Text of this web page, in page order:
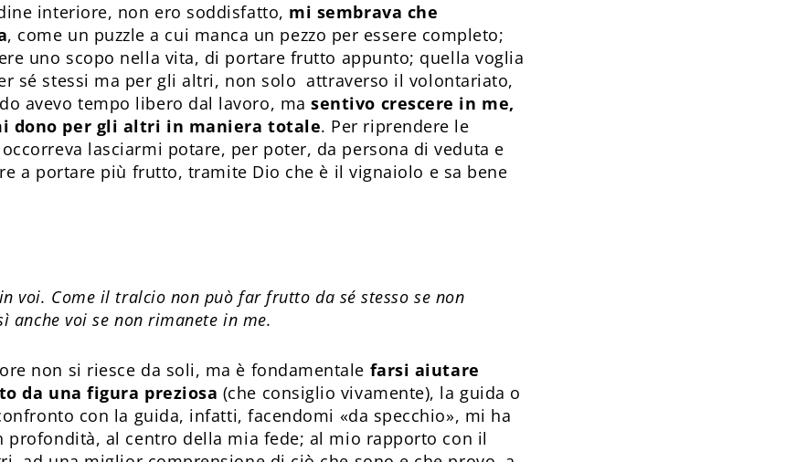
interiore, non ero soddisfatto, mi sembrava che
, come un puzzle a cui manca un pezzo per essere completo;
uno scopo nella vita, di portare frutto appunto; quella voglia
sé stessi ma per gli altri, non solo attraverso il volontariato,
avevo tempo libero dal lavoro, masentivo crescere in me,
dono per gli altri in maniera totale. Per riprendere le
lasciarmi potare, per poter, da persona di veduta e
a portare più frutto, tramite Dio che è il vignaiolo e sa bene
voi. Come il tralcio non può far frutto da sé stesso se non
anche voi se non rimanete in me.
non si riesce da soli, ma è fondamentale farsi aiutare
da una figura preziosa (che consiglio vivamente), la guida o
con la guida, infatti, facendomi «da specchio», mi ha
profondità, al centro della mia fede; al mio rapporto con il